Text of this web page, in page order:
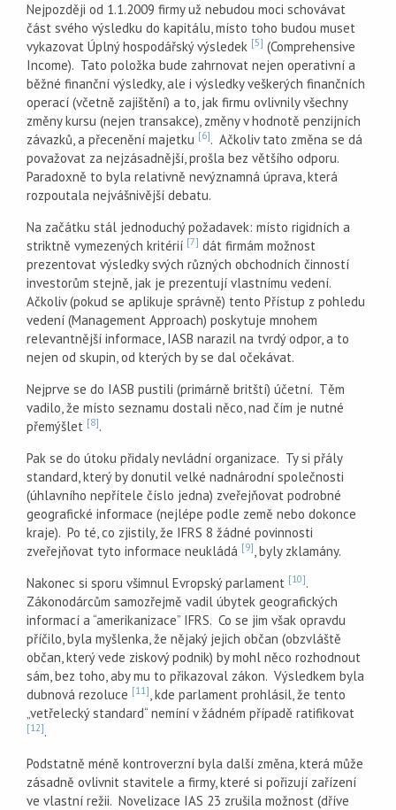
Nejpozději od 1.1.2009 firmy už nebudou moci schovávat
část svého výsledku do kapitálu, místo toho budou muset
vykazovat Úplný hospodářský výsledek [5] (Comprehensive
Income). Tato položka bude zahrnovat nejen operativní a
běžné finanční výsledky, ale i výsledky veškerých finančních
operací (včetně zajištění) a to, jak firmu ovlivnily všechny
změny kursu (nejen transakce), změny v hodnotě penzijních
závazků, a přecenění majetku [6]. Ačkoliv tato změna se dá
považovat za nejzásadnější, prošla bez většího odporu.
Paradoxně to byla relativně nevýznamná úprava, která
rozpoutala nejvášnivější debatu.
Na začátku stál jednoduchý požadavek: místo rigidních a
striktně vymezených kritérií [7] dát firmám možnost
prezentovat výsledky svých různých obchodních činností
investorům stejně, jak je prezentují vlastnímu vedení.
Ačkoliv (pokud se aplikuje správně) tento Přístup z pohledu
vedení (Management Approach) poskytuje mnohem
relevantnější informace, IASB narazil na tvrdý odpor, a to
nejen od skupin, od kterých by se dal očekávat.
Nejprve se do IASB pustili (primárně britští) účetní. Těm
vadilo, že místo seznamu dostali něco, nad čím je nutné
přemýšlet [8].
Pak se do útoku přidaly nevládní organizace. Ty si přály
standard, který by donutil velké nadnárodní společnosti
(úhlavního nepřítele číslo jedna) zveřejňovat podrobné
geografické informace (nejlépe podle země nebo dokonce
kraje). Po té, co zjistily, že IFRS 8 žádné povinnosti
zveřejňovat tyto informace neukládá [9], byly zklamány.
Nakonec si sporu všimnul Evropský parlament [10].
Zákonodárcům samozřejmě vadil úbytek geografických
informací a “amerikanizace” IFRS. Co se jim však opravdu
příčilo, byla myšlenka, že nějaký jejich občan (obzvláště
občan, který vede ziskový podnik) by mohl něco rozhodnout
sám, bez toho, aby mu to přikazoval zákon. Výsledkem byla
dubnová rezoluce [11], kde parlament prohlásil, že tento
„vetřelecký standard“ nemíní v žádném případě ratifikovat
[12].
Podstatně méně kontroverzní byla další změna, která může
zásadně ovlivnit stavitele a firmy, které si pořizují zařízení
ve vlastní režii. Novelizace IAS 23 zrušila možnost (dříve